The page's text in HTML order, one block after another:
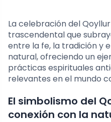
La celebración del
trascendental que
entre la fe, la tradición y
natural, ofreciendo un
prácticas espirituales
relevantes en el mundo
El simbolismo del
conexión con la